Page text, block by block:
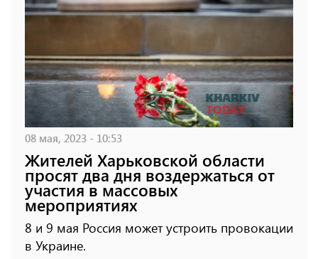
08 мая, 2023 - 10:53
Жителей Харьковской области
просят два дня воздержаться от
участия в массовых
мероприятиях
8 и 9 мая Россия может устроить провокации
в Украине.